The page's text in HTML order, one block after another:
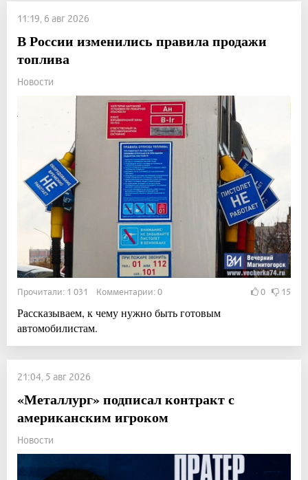
11:19, 6 авг 2026
В России изменились правила продажи
топлива
Новости
Прочитали: 1 031 Комментарии: 0 0 15
Рассказываем, к чему нужно быть готовым
автомобилистам.
21:04, 5 авг 2026
«Металлург» подписал контракт с
американским игроком
Новости